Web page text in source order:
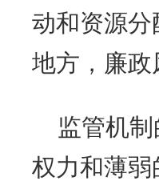
动和资源
地方，廉政
监管机
权力和薄